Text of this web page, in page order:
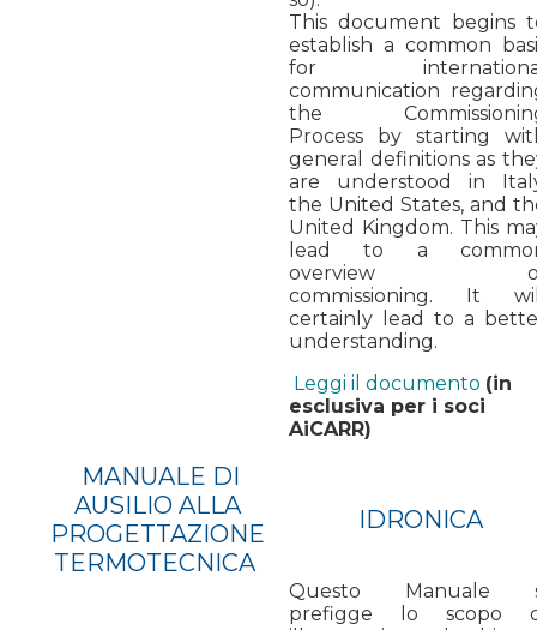
This document begins
establish a common
for
communication
the
Process by starting
general definitions as
are understood in
the United States, and
United Kingdom. This
lead to a
overview
commissioning. It
certainly lead to a
understanding.
Leggi il documento (in
esclusiva per i soci
AiCARR)
MANUALE DI
AUSILIO ALLA
PROGETTAZIONE
TERMOTECNICA
IDRONICA
Questo Manuale
prefigge lo scopo